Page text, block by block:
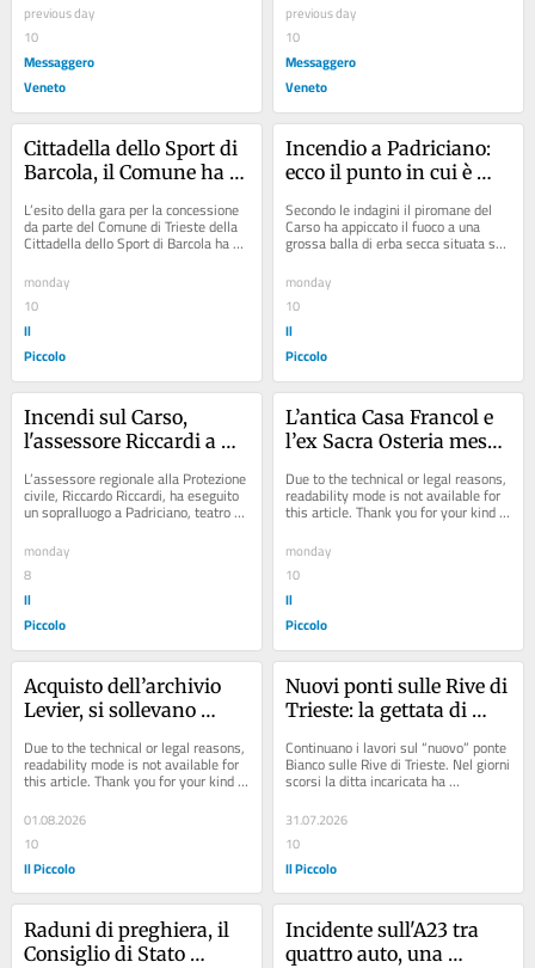
previous day
10
Messaggero
Veneto
previous day
10
Messaggero
Veneto
Cittadella dello Sport di
Barcola, il Comune ha
gestirà
L’esito della gara per la concessione
da parte del Comune di Trieste della
Cittadella dello Sport di Barcola ha
assegnato il primo posto in...
monday
10
Il
Piccolo
Incendio a Padriciano:
ecco il punto in cui è
Secondo le indagini il piromane del
Carso ha appiccato il fuoco a una
grossa balla di erba secca situata su
un terreno. È in prossimità di un...
monday
10
Il
Piccolo
Incendi sul Carso,
l'assessore Riccardi a
sotto controllo ma
l'attenzione resta alta"
L’assessore regionale alla Protezione
civile, Riccardo Riccardi, ha eseguito
un sopralluogo a Padriciano, teatro da
sabato di un violento incendio...
monday
8
Il
Piccolo
L’antica Casa Francol e
l’ex Sacra Osteria messi
Trieste
Due to the technical or legal reasons,
readability mode is not available for
this article. Thank you for your kind
monday
10
Il
Piccolo
Acquisto dell’archivio
Levier, si sollevano
sostenuta dal Comune
di Trieste
Due to the technical or legal reasons,
readability mode is not available for
this article. Thank you for your kind
01.08.2026
10
Il Piccolo
Nuovi ponti sulle Rive di
Trieste: la gettata di
Continuano i lavori sul “nuovo” ponte
Bianco sulle Rive di Trieste. Nel giorni
scorsi la ditta incaricata ha
31.07.2026
10
Il Piccolo
Raduni di preghiera, il
Consiglio di Stato
Incidente sull'A23 tra
quattro auto, una